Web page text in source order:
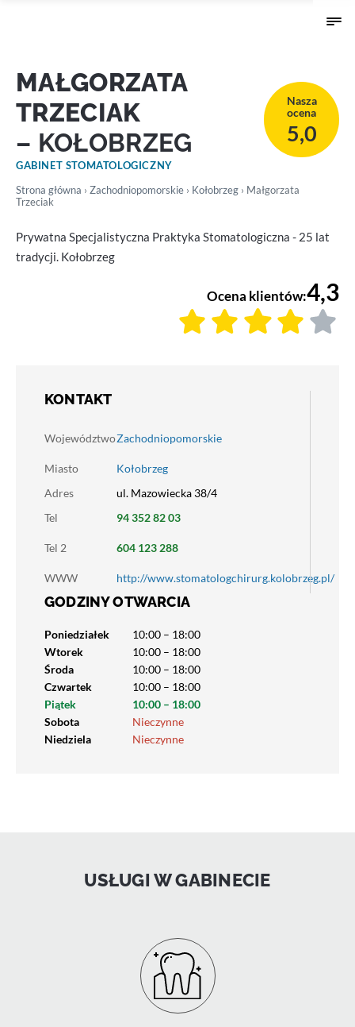
MAŁGORZATA
TRZECIAK
– KOŁOBRZEG
GABINET STOMATOLOGICZNY
Nasza
ocena
5,0
Strona główna › Zachodniopomorskie › Kołobrzeg › Małgorzata
Trzeciak
Prywatna Specjalistyczna Praktyka Stomatologiczna - 25 lat
tradycji. Kołobrzeg
Ocena klientów:4,3
KONTAKT
WojewództwoZachodniopomorskie
Miasto
Kołobrzeg
Adres
ul. Mazowiecka 38/4
Tel
94 352 82 03
Tel 2 604 123 288
WWW http://www.stomatologchirurg.kolobrzeg.pl/
GODZINY OTWARCIA
Poniedziałek
10:00 – 18:00
Wtorek
10:00 – 18:00
Środa
10:00 – 18:00
Czwartek
10:00 – 18:00
Piątek
10:00 – 18:00
Sobota
Nieczynne
Niedziela
Nieczynne
USŁUGI W GABINECIE